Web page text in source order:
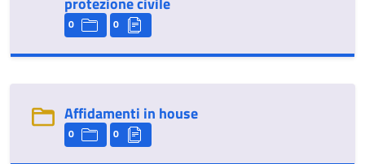
0 0
Affidamenti in house
0 0